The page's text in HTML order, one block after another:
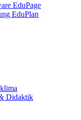
EduPage
EduPlan
Didaktik